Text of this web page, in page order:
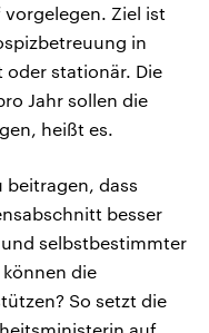
Ziel ist
in
stationär. Die
Jahr sollen die
heißt es.
beitragen, dass
besser
selbstbestimmter
die
So setzt die